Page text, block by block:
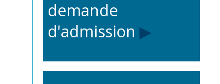
demande
d'admission ▶